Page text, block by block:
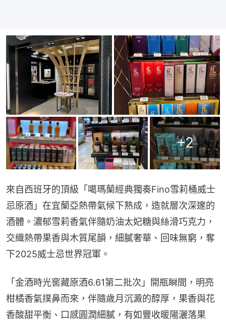
+2
來自西班牙的頂級「噶瑪蘭經典獨奏Fino雪莉桶威士
忌原酒」在宜蘭亞熱帶氣候下熟成，造就層次深邃的
酒體。濃郁雪莉香氣伴隨奶油太妃糖與絲滑巧克力，
交織熱帶果香與木質尾韻，細膩奢華、回味無窮，奪
下2025威士忌世界冠軍。
「金酒時光窖藏原酒6.61第二批次」開瓶瞬間，明亮
柑橘香氣撲鼻而來，伴隨歲月沉澱的醇厚，果香與花
香酸甜平衡、口感圓潤細膩，有如豐收暖陽灑落果